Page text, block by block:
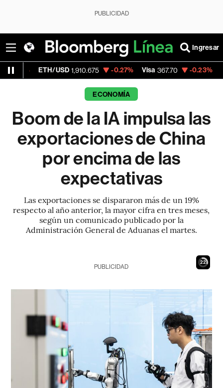
PUBLICIDAD
Ingresar
1,910.675 -0.27% Visa 367.70 -0.23% MercadoLibre
ECONOMÍA
Boom de la IA impulsa las
exportaciones de China
por encima de las
expectativas
Las exportaciones se dispararon más de un 19%
respecto al año anterior, la mayor cifra en tres meses,
según un comunicado publicado por la
Administración General de Aduanas el martes.
21
PUBLICIDAD